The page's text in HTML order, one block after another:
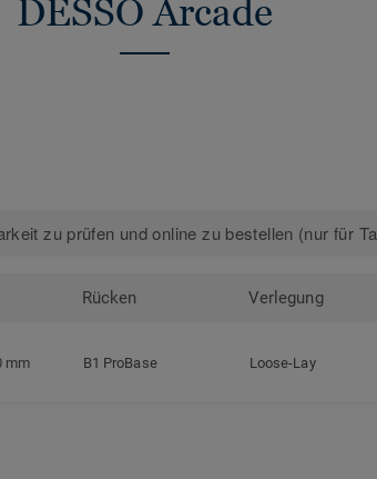
DESSO Arcade
zu prüfen und online zu bestellen (nur für
Rücken Verlegung
mm B1 ProBase Loose-Lay